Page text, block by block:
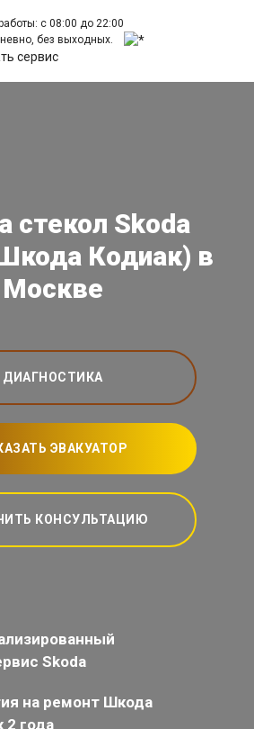
с 08:00 до 22:00
без выходных.
сервис
стекол Skoda
Кодиак) в
Москве
ДИАГНОСТИКА
ЭВАКУАТОР
КОНСУЛЬТАЦИЮ
Skoda
на ремонт Шкода
2 года